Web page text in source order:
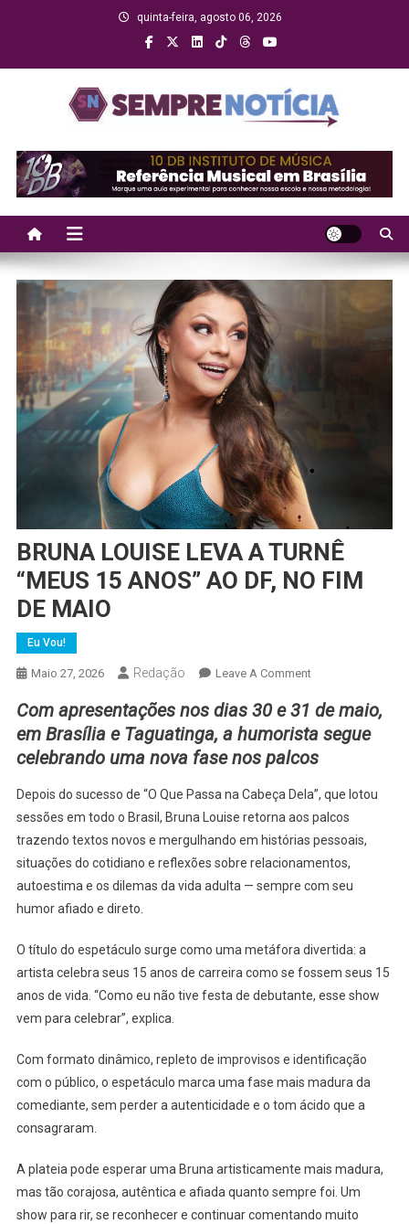
quinta-feira, agosto 06, 2026
Sempre Notícia
BRUNA LOUISE LEVA A TURNÊ
“MEUS 15 ANOS” AO DF, NO FIM
DE MAIO
Eu Vou!
Maio 27, 2026 Redação Leave A CommentOn
LOUISE
LEVA
A
“MEUS
15
ANOS”
AO
DF,
DE
MAIO
Com apresentações nos dias 30 e 31 de maio,
em Brasília e Taguatinga, a humorista segue
celebrando uma nova fase nos palcos
Depois do sucesso de “O Que Passa na Cabeça Dela”, que lotou
sessões em todo o Brasil, Bruna Louise retorna aos palcos
trazendo textos novos e mergulhando em histórias pessoais,
situações do cotidiano e reflexões sobre relacionamentos,
autoestima e os dilemas da vida adulta — sempre com seu
humor afiado e direto.
O título do espetáculo surge como uma metáfora divertida: a
artista celebra seus 15 anos de carreira como se fossem seus 15
anos de vida. “Como eu não tive festa de debutante, esse show
vem para celebrar”, explica.
Com formato dinâmico, repleto de improvisos e identificação
com o público, o espetáculo marca uma fase mais madura da
comediante, sem perder a autenticidade e o tom ácido que a
consagraram.
A plateia pode esperar uma Bruna artisticamente mais madura,
mas tão corajosa, autêntica e afiada quanto sempre foi. Um
show para rir, se reconhecer e continuar comentando muito